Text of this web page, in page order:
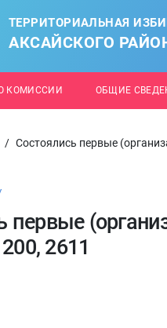
ТЕРРИТОРИАЛЬНАЯ
АКСАЙСКОГО
КОМИССИИ ОБЩИЕ
/ Состоялись первые
первые
2611